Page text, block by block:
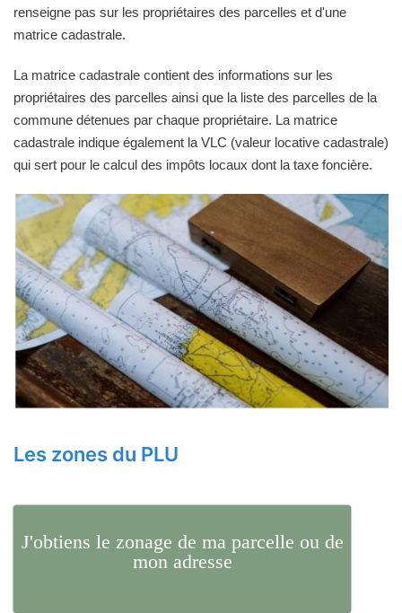
renseigne pas sur les propriétaires des parcelles et d'une
matrice cadastrale.
La matrice cadastrale contient des informations sur les
propriétaires des parcelles ainsi que la liste des parcelles de la
commune détenues par chaque propriétaire. La matrice
cadastrale indique également la VLC (valeur locative cadastrale)
qui sert pour le calcul des impôts locaux dont la taxe foncière.
Les zones du PLU
J'obtiens le zonage de ma parcelle ou de
mon adresse